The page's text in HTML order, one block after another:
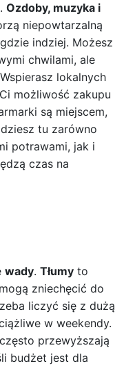
Ozdoby, muzyka i
niepowtarzalną
indziej. Możesz
chwilami, ale
lokalnych
możliwość zakupu
są miejscem,
tu zarówno
potrawami, jak i
czas na
wady. Tłumyto
zniechęcić do
liczyć się z dużą
w weekendy.
przewyższają
budżet jest dla